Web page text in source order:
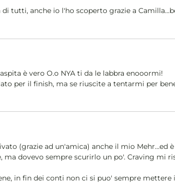
di tutti, anche io l'ho scoperto grazie a
è vero O.o NYA ti da le labbra enooormi!
per il finish, ma se riuscite a tentarmi per
(grazie ad un'amica) anche il mio Mehr…ed
ma dovevo sempre scurirlo un po'. Craving
in fin dei conti non ci si puo' sempre mettere